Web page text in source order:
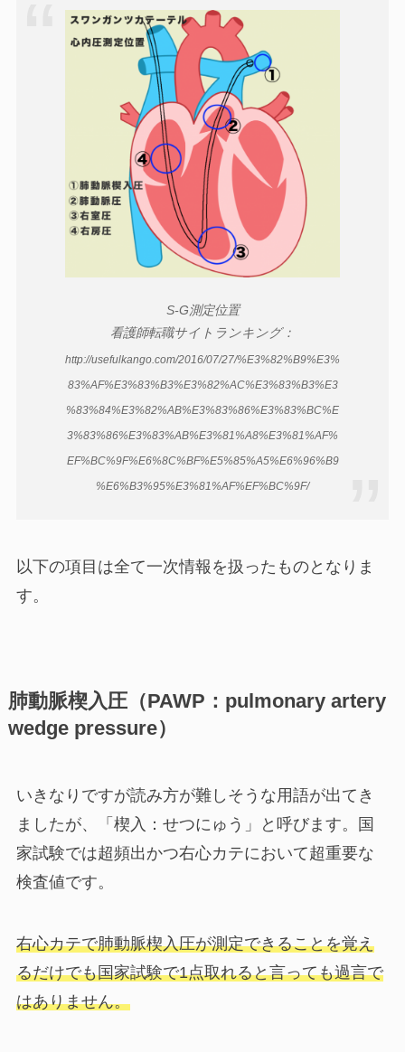
S-G測定位置
看護師転職サイトランキング：
http://usefulkango.com/2016/07/27/%E3%82%B9%E3%
83%AF%E3%83%B3%E3%82%AC%E3%83%B3%E3
%83%84%E3%82%AB%E3%83%86%E3%83%BC%E
3%83%86%E3%83%AB%E3%81%A8%E3%81%AF%
EF%BC%9F%E6%8C%BF%E5%85%A5%E6%96%B9
%E6%B3%95%E3%81%AF%EF%BC%9F/
以下の項目は全て一次情報を扱ったものとなりま
す。
肺動脈楔入圧（PAWP：pulmonary artery
wedge pressure）
いきなりですが読み方が難しそうな用語が出てき
ましたが、「 楔入：せつにゅう 」と呼びます。国
家試験では超頻出かつ右心カテにおいて超重要な
検査値です。
右心カテで肺動脈楔入圧が測定できることを覚え
るだけでも国家試験で1点取れると言っても過言で
はありません。